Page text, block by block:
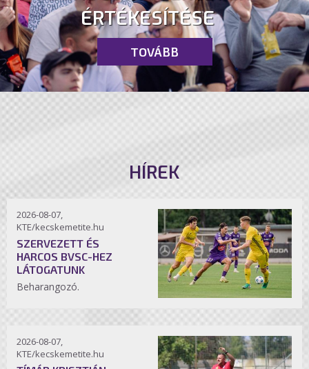
ÉRTÉKESÍTÉSE
TOVÁBB
HÍREK
2026-08-07,
KTE/kecskemetite.hu
SZERVEZETT ÉS
HARCOS BVSC-HEZ
LÁTOGATUNK
Beharangozó.
2026-08-07,
KTE/kecskemetite.hu